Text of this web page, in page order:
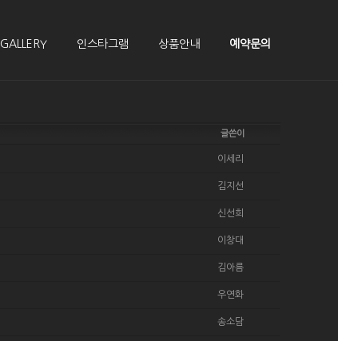
GALLERY 인스타그램 상품안내 예약문의
글쓴이
이세리
김지선
신선희
이창대
김아름
우연화
송소담